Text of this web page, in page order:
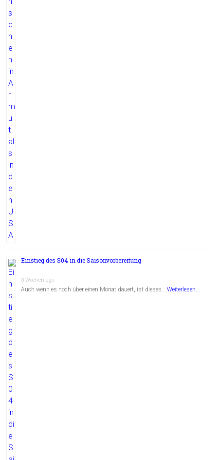
Einstieg des S04 in die Saisonvorbereitung
3 Wochen ago
Auch wenn es noch über einen Monat dauert, ist dieses …Weiterlesen...